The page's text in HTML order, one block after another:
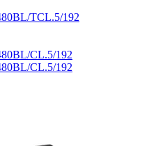
TCL.5/192
CL.5/192
CL.5/192